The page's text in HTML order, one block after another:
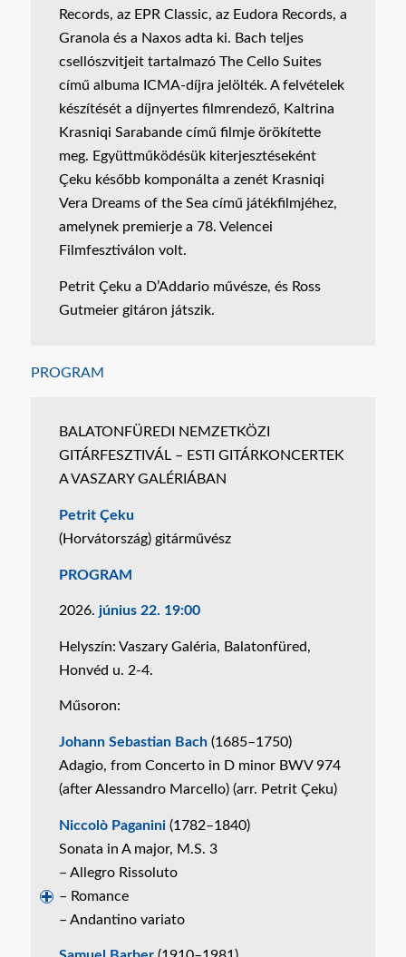
Records, az EPR Classic, az Eudora Records, a
Granola és a Naxos adta ki. Bach teljes
csellószvitjeit tartalmazó The Cello Suites
című albuma ICMA-díjra jelölték. A felvételek
készítését a díjnyertes filmrendező, Kaltrina
Krasniqi Sarabande című filmje örökítette
meg. Együttműködésük kiterjesztéseként
Çeku később komponálta a zenét Krasniqi
Vera Dreams of the Sea című játékfilmjéhez,
amelynek premierje a 78. Velencei
Filmfesztiválon volt.
Petrit Çeku a D’Addario művésze, és Ross
Gutmeier gitáron játszik.
PROGRAM
BALATONFÜREDI NEMZETKÖZI
GITÁRFESZTIVÁL – ESTI GITÁRKONCERTEK
A VASZARY GALÉRIÁBAN
Petrit Çeku
(Horvátország) gitárművész
PROGRAM
2026. június 22. 19:00
Helyszín: Vaszary Galéria, Balatonfüred,
Honvéd u. 2-4.
Műsoron:
Johann Sebastian Bach(1685–1750)
Adagio, from Concerto in D minor BWV 974
(after Alessandro Marcello) (arr. Petrit Çeku)
Niccolò Paganini(1782–1840)
Sonata in A major, M.S. 3
– Allegro Rissoluto
– Romance
– Andantino variato